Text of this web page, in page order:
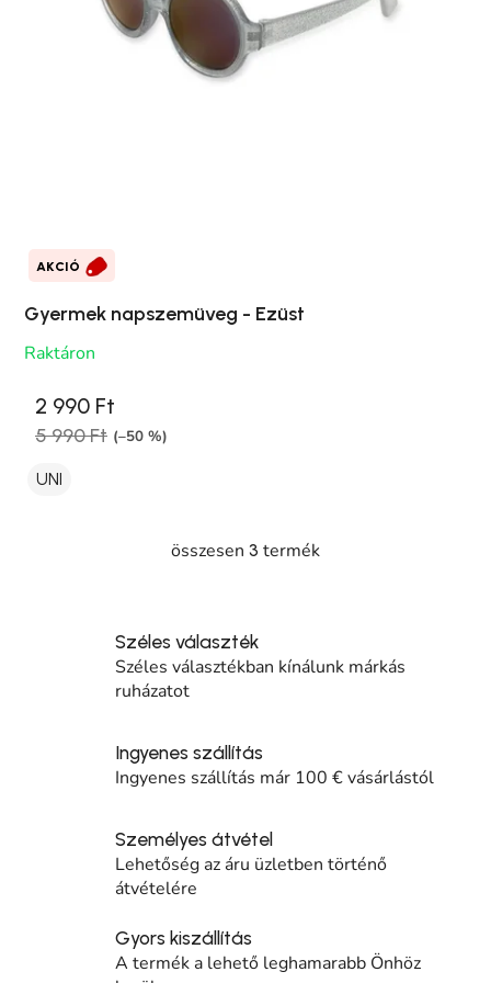
AKCIÓ
Gyermek napszemüveg - Ezüst
Raktáron
2 990 Ft
5 990 Ft (–50 %)
UNI
Listairányítás elemei
összesen 3 termék
Széles választék
Széles választékban kínálunk márkás
ruházatot
Ingyenes szállítás
Ingyenes szállítás már 100 € vásárlástól
Személyes átvétel
Lehetőség az áru üzletben történő
átvételére
Gyors kiszállítás
A termék a lehető leghamarabb Önhöz